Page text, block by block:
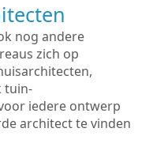
nog andere
zich op
tuin-
iedere ontwerp
architect te vinden